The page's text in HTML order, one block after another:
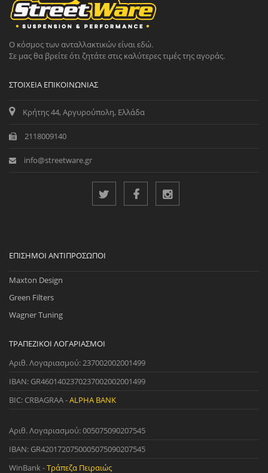
Ο κόσμος των ανταλλακτικών είναι εδώ.
Σε μας θα βρείτε ότι ζητάτε στις καλύτερες τιμές της αγοράς.
ΣΤΟΙΧΕΊΑ ΕΠΙΚΟΙΝΩΝΊΑΣ
Κρήτης 44, Αργυρούπολη, Ελλάδα
2118009140
info@streetware.gr
ΕΠΊΣΗΜΟΙ ΑΝΤΙΠΡΌΣΩΠΟΙ
Maxton Design
Green Filters
Wagner Tuning
ΤΡΑΠΕΖΙΚΟΊ ΛΟΓΑΡΙΑΣΜΟΊ
Αριθ. Λογαριασμού: 237002002001499
IBAN: GR4601402370237002002001499
BIC: CRBAGRAA -ALPHA BANK
Αριθ. Λογαριασμού: 005075090207545
IBAN: GR4201720750005075090207545
WinBank -Τράπεζα Πειραιώς